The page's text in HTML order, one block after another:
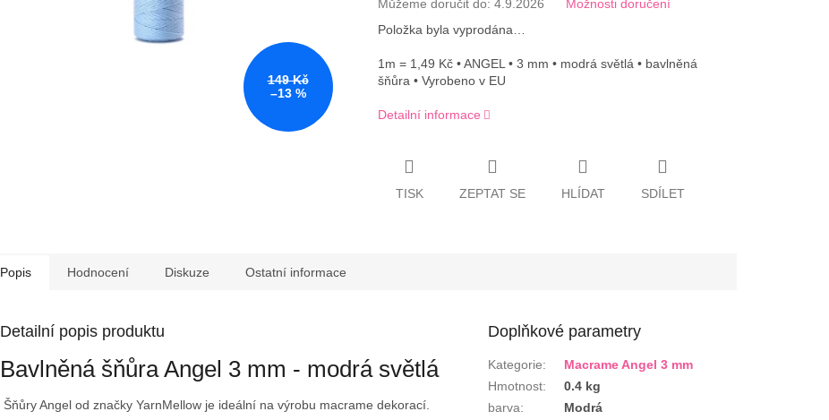
149 Kč
–13 %
Můžeme doručit do: 4.9.2026
Možnosti doručení
Položka byla vyprodána…
1m = 1,49 Kč • ANGEL • 3 mm • modrá světlá • bavlněná
šňůra • Vyrobeno v EU
Detailní informace
TISK ZEPTAT SE HLÍDAT SDÍLET
Popis Hodnocení Diskuze Ostatní informace
Detailní popis produktu
Bavlněná šňůra Angel 3 mm - modrá světlá
Šňůry Angel od značky YarnMellow je ideální na výrobu macrame dekorací.
Doplňkové parametry
Kategorie:
Macrame Angel 3 mm
Hmotnost:
0.4 kg
barva:
Modrá